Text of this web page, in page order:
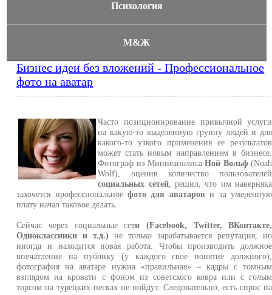
Психология
М&Ж
Бизнес идеи без вложений - Профессиональное
фото на аватар
Часто позиционирование привычной услуги
на какую-то выделенную группу людей и для
какого-то узкого применения ее результатов
может стать новым направлением в бизнесе.
Фотограф из МиннеаполисаНой Вольф(Noah
Wolf), оценив количество пользователей
социальных сетей, решил, что им наверняка
захочется профессиональноефото для аватаров и за умеренную
плату начал таковое делать.
Сейчас через социальные сети (Facebook, Twitter, ВКонтакте,
Одноклассники и т.д.) не только зарабатывается репутация, но
иногда и находится новая работа. Чтобы производить должное
впечатление на публику (у каждого свое понятие должного),
фотография на аватаре нужна «правильная» – кадры с томным
взглядом на кровати с фоном из советского ковра или с голым
торсом на турецких песках не пойдут. Следовательно, есть спрос на